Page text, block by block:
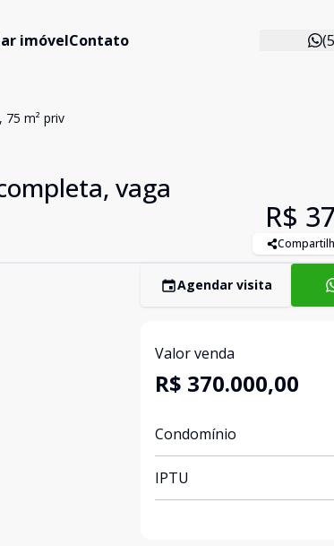
imóvelContato
m² priv
vaga
R$
Agendar visita
Valor venda
R$ 370.000,00
Condomínio
IPTU